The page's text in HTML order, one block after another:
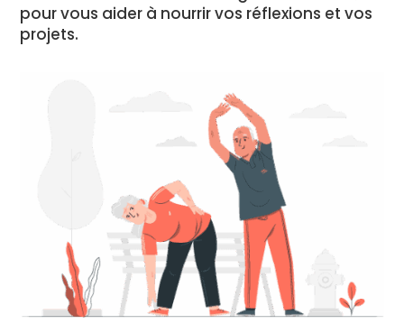
pour vous aider à nourrir vos réflexions et vos
projets.